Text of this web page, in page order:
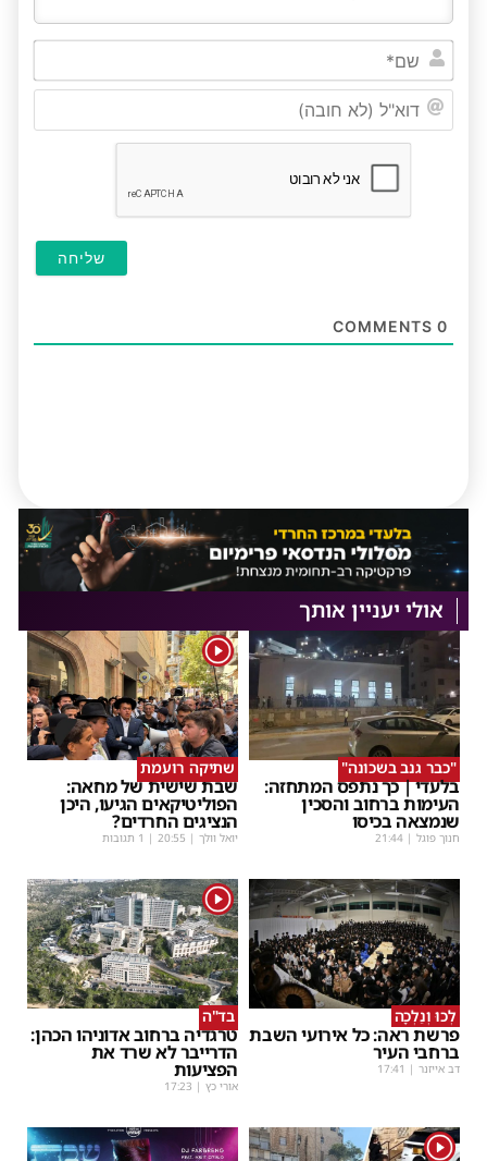
שם*
0
אולי יעניין אותך
"כבר גנב בשכונה"
בלעדי | כך נתפס המתחזה:
העימות ברחוב והסכין
שנמצאה בכיסו
חנוך פוגל |
21:44
1
שתיקה רועמת
שבת שישית של מחאה:
הפוליטיקאים הגיעו, היכן
הנציגים החרדים?
יואל וולך |
20:55 | 1 תגובות
לְכוּ וְנֵלְכָה
פרשת ראה: כל אירועי השבת
ברחבי העיר
דב אייזנר |
17:41
1
בד"ה
טרגדיה ברחוב אדוניהו הכהן:
הדרייבר לא שרד את
הפציעות
אורי כץ |
17:23
1